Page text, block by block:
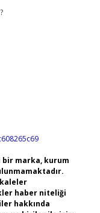
marka, kurum
haber niteliği
hakkında